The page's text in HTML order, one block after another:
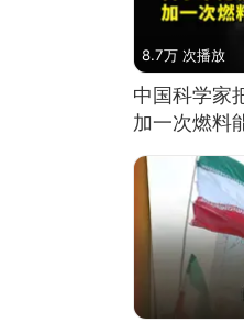
8.7万 次播放
中国科学家
加一次燃料